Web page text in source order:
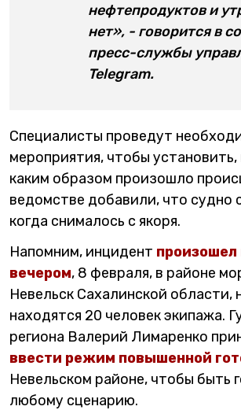
нефтепродуктов и
нет», - говорится в
пресс-службы
Telegram.
Специалисты проведут
мероприятия, чтобы установить,
каким образом произошло
ведомстве добавили, что судно
когда снималось с якоря.
Напомним, инцидент произошел
вечером, 8 февраля, в районе
Невельск Сахалинской области,
находятся 20 человек экипажа.
региона Валерий Лимаренко
ввести режим повышенной
Невельском районе, чтобы быть
любому сценарию.